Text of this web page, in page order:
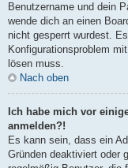
Benutzername und dein
wende dich an einen
nicht gesperrt wurdest.
Konfigurationsproblem
lösen muss.
Nach oben
Ich habe mich vor
anmelden?!
Es kann sein, dass ein
Gründen deaktiviert oder